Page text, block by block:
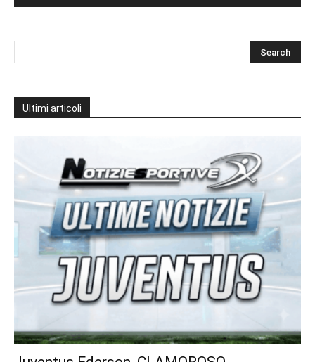
Ultimi articoli